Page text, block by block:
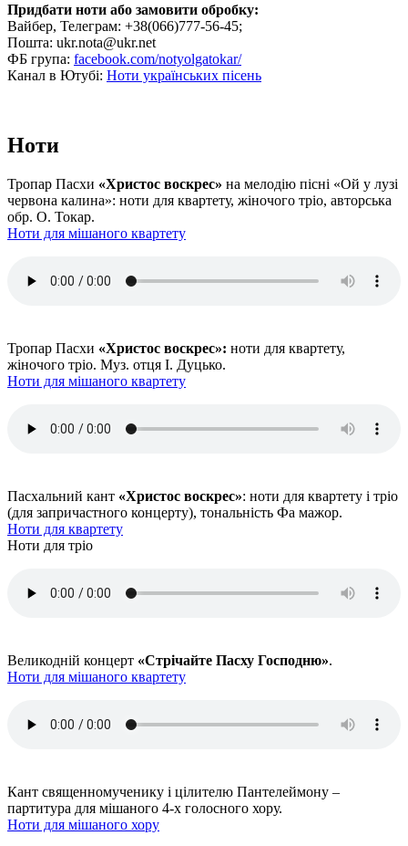
Придбати ноти або замовити обробку:
Вайбер, Телеграм: +38(066)777-56-45;
Пошта: ukr.nota@ukr.net
ФБ група: facebook.com/notyolgatokar/
Канал в Ютубі: Ноти українських пісень
Ноти
Тропар Пасхи «Христос воскрес» на мелодію пісні «Ой у лузі
червона калина»: ноти для квартету, жіночого тріо, авторська
обр. О. Токар.
Ноти для мішаного квартету
Тропар Пасхи «Христос воскрес»: ноти для квартету,
жіночого тріо. Муз. отця І. Дуцько.
Ноти для мішаного квартету
Пасхальний кант «Христос воскрес»: ноти для квартету і тріо
(для запричастного концерту), тональність Фа мажор.
Ноти для квартету
Ноти для тріо
Великодній концерт «Стрічайте Пасху Господню».
Ноти для мішаного квартету
Кант священномученику і цілителю Пантелеймону –
партитура для мішаного 4-х голосного хору.
Ноти для мішаного хору